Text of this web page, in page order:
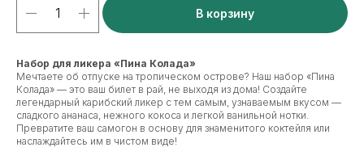
В корзину
Набор для ликера «Пина Колада»
Мечтаете об отпуске на тропическом острове? Наш набор «Пина
Колада» — это ваш билет в рай, не выходя из дома! Создайте
легендарный карибский ликер с тем самым, узнаваемым вкусом —
сладкого ананаса, нежного кокоса и легкой ванильной нотки.
Превратите ваш самогон в основу для знаменитого коктейля или
наслаждайтесь им в чистом виде!